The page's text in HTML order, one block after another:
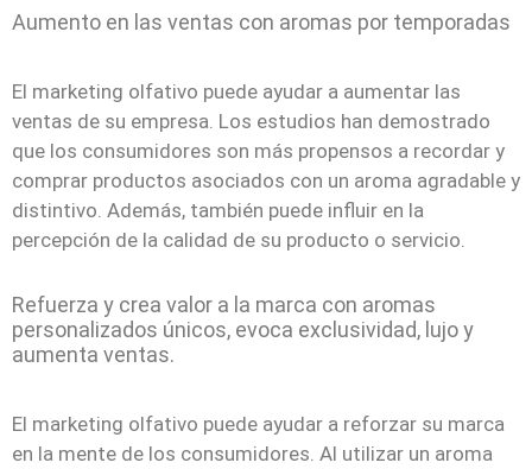
Aumento en las ventas con aromas por temporadas
El marketing olfativo puede ayudar a aumentar las
ventas de su empresa. Los estudios han demostrado
que los consumidores son más propensos a recordar y
comprar productos asociados con un aroma agradable y
distintivo. Además, también puede influir en la
percepción de la calidad de su producto o servicio.
Refuerza y crea valor a la marca con aromas
personalizados únicos, evoca exclusividad, lujo y
aumenta ventas.
El marketing olfativo puede ayudar a reforzar su marca
en la mente de los consumidores. Al utilizar un aroma